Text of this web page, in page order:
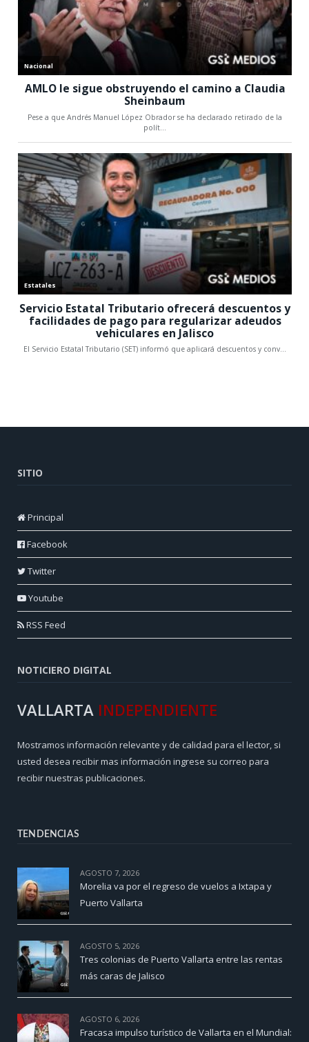
SITIO
Principal
Facebook
Twitter
Youtube
RSS Feed
NOTICIERO DIGITAL
VALLARTA INDEPENDIENTE
Mostramos información relevante y de calidad para el lector, si
usted desea recibir mas información ingrese su correo para
recibir nuestras publicaciones.
TENDENCIAS
AGOSTO 7, 2026
Morelia va por el regreso de vuelos a Ixtapa y
Puerto Vallarta
AGOSTO 5, 2026
Tres colonias de Puerto Vallarta entre las rentas
más caras de Jalisco
AGOSTO 6, 2026
Fracasa impulso turístico de Vallarta en el Mundial: